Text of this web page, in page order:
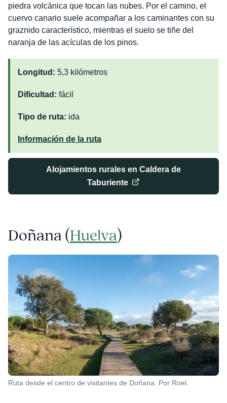
piedra volcánica que tocan las nubes. Por el camino, el
cuervo canario suele acompañar a los caminantes con su
graznido característico, mientras el suelo se tiñe del
naranja de las acículas de los pinos.
Longitud: 5,3 kilómetros
Dificultad: fácil
Tipo de ruta: ida
Información de la ruta
Alojamientos rurales en Caldera de
Taburiente
Doñana (Huelva)
Ruta desde el centro de visitantes de Doñana. Por Roel.